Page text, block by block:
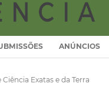
ANÚNCIOS
Ciência Exatas e da Terra